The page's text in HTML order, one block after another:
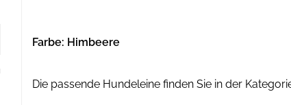
Farbe: Himbeere
Die passende Hundeleine finden Sie in der